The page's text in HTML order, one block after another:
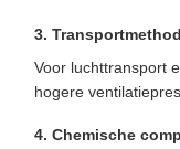
3.
Voor luchttransport
hogere
4. Chemische